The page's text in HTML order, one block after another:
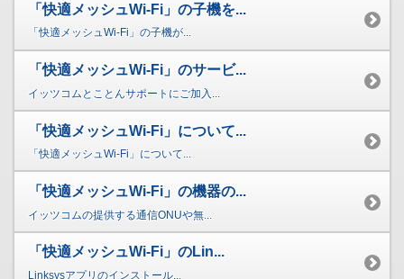
「快適メッシュWi-Fi」の子機を...
「快適メッシュWi-Fi」の子機が...
「快適メッシュWi-Fi」のサービ...
イッツコムとことんサポートにご加入...
「快適メッシュWi-Fi」について...
「快適メッシュWi-Fi」について...
「快適メッシュWi-Fi」の機器の...
イッツコムの提供する通信ONUや無...
「快適メッシュWi-Fi」のLin...
Linksysアプリのインストール...